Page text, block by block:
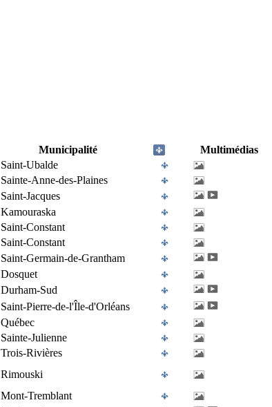
Municipalité
Multimédias
Saint-Ubalde
Sainte-Anne-des-Plaines
Saint-Jacques
Kamouraska
Saint-Constant
Saint-Constant
Saint-Germain-de-Grantham
Dosquet
Durham-Sud
Saint-Pierre-de-l'Île-d'Orléans
Québec
Sainte-Julienne
Trois-Rivières
Rimouski
Mont-Tremblant